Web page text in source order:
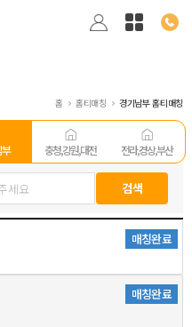
홈 홈티매칭 경기남부 홈티매칭
충청,강원,대전 전라,경상,부산
매칭완료
매칭완료